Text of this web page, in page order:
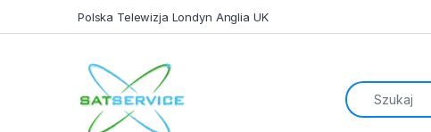
Polska Telewizja Londyn Anglia UK